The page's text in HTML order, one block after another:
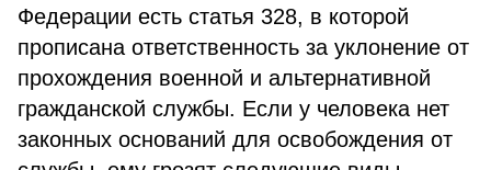
Федерации есть статья 328, в которой
прописана ответственность за уклонение от
прохождения военной и альтернативной
гражданской службы. Если у человека нет
законных оснований для освобождения от